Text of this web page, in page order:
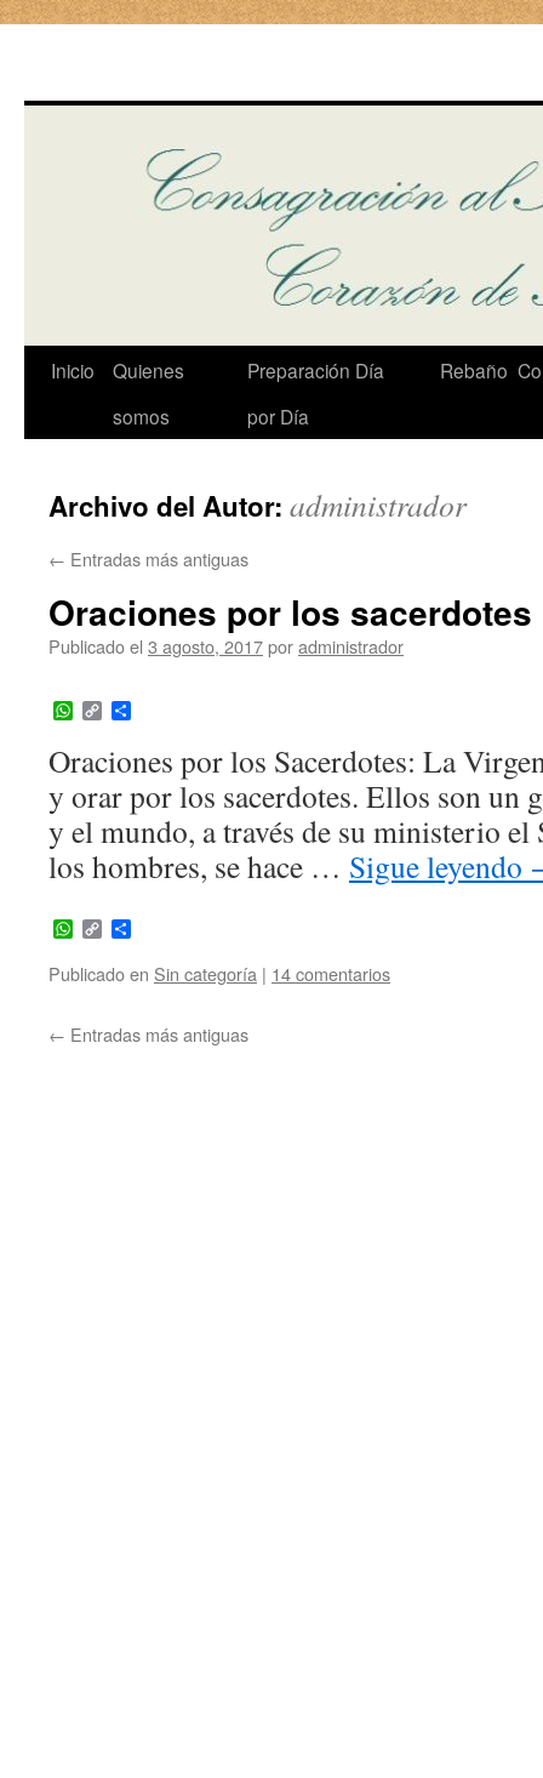
Inicio
Quienes
somos
Preparación Día
por Día
Rebaño
Archivo del Autor: administrador
← Entradas más antiguas
Oraciones por los sacerdotes
Publicado el 3 agosto, 2017poradministrador
WhatsApp
Copy
Oraciones por los Sacerdotes: La
y orar por los sacerdotes. Ellos son un
y el mundo, a través de su ministerio el
los hombres, se hace … Sigue leyendo
WhatsApp
Copy
Publicado en Sin categoría | 14 comentarios
← Entradas más antiguas